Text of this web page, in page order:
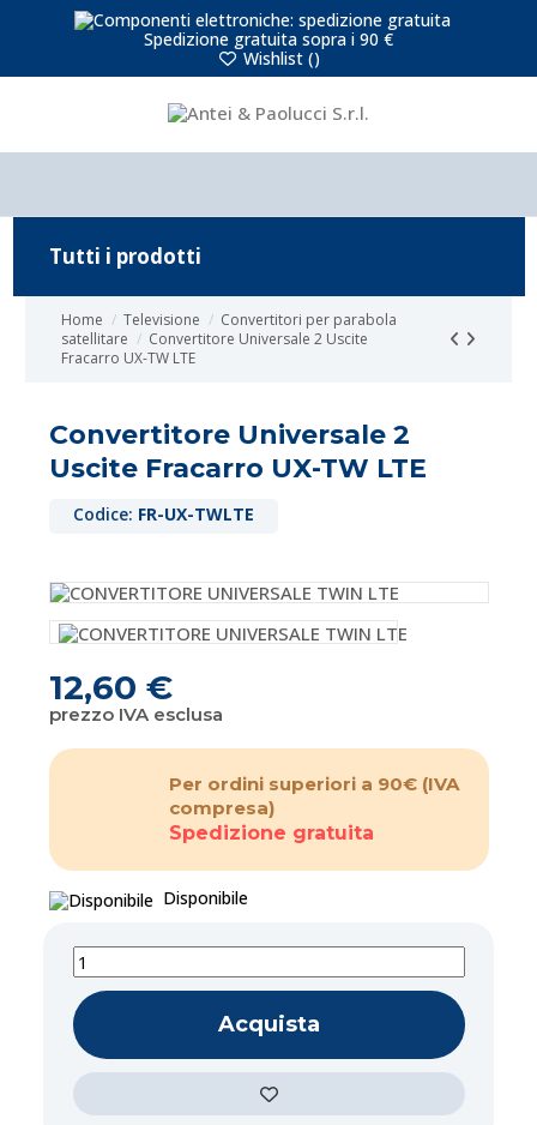
Spedizione gratuita sopra i 90 €
Wishlist ()
Home Televisione
Convertitori per parabola
satellitare
Convertitore Universale 2 Uscite
Fracarro UX-TW LTE
Convertitore Universale 2
Uscite Fracarro UX-TW LTE
Codice: FR-UX-TWLTE
12,60 €
prezzo IVA esclusa
Per ordini superiori a 90€ (IVA
compresa)
Spedizione gratuita
Disponibile
Acquista
Tutti i prodotti